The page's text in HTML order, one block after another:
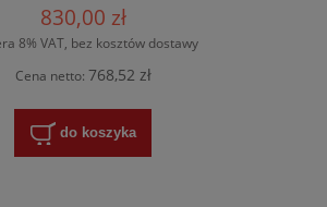
830,00 zł
8% VAT, bez kosztów dostawy
Cena netto: 768,52 zł
do koszyka